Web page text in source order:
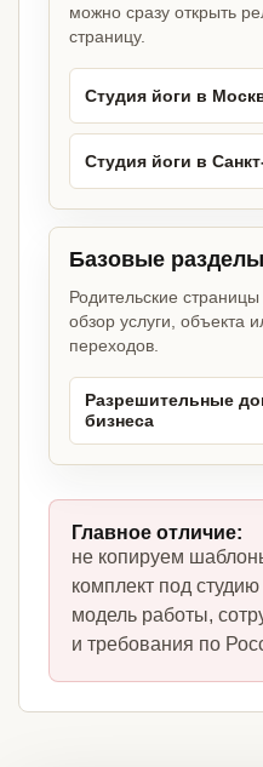
можно сразу открыть
страницу.
Студия йоги в
Студия йоги в
Базовые
Родительские
обзор услуги, объекта
переходов.
Разрешительные
бизнеса
Главное отличие:
не копируем
комплект под
модель работы,
и требования по